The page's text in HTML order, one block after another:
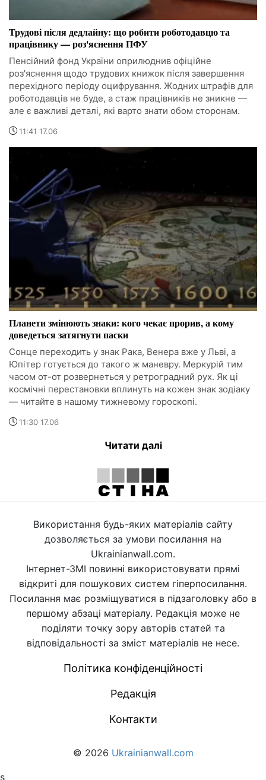
Трудові після дедлайну: що робити роботодавцю та
працівнику — роз'яснення ПФУ
Пенсійний фонд України оприлюднив офіційне
роз'яснення щодо трудових книжок після завершення
перехідного періоду оцифрування. Жодних штрафів для
роботодавців не буде, а стаж працівників не зникне —
але є важливі деталі, які варто знати обом сторонам.
11:41 17.06
Планети змінюють знаки: кого чекає прорив, а кому
доведеться затягнути паски
Сонце переходить у знак Рака, Венера вже у Льві, а
Юпітер готується до такого ж маневру. Меркурій тим
часом от-от розвернеться у ретроградний рух. Як ці
космічні перестановки вплинуть на кожен знак зодіаку
— читайте в нашому тижневому гороскопі.
11:30 17.06
Читати далі
Використання будь-яких матеріалів сайту
дозволяється за умови посилання на
Ukrainianwall.com.
Інтернет-ЗМІ повинні використовувати прямі
відкриті для пошукових систем гіперпосилання.
Посилання має розміщуватися в підзаголовку або в
першому абзаці матеріалу. Редакція може не
поділяти точку зору авторів статей та
відповідальності за зміст матеріалів не несе.
Політика конфіденційності
Редакція
Контакти
© 2026 Ukrainianwall.com
s